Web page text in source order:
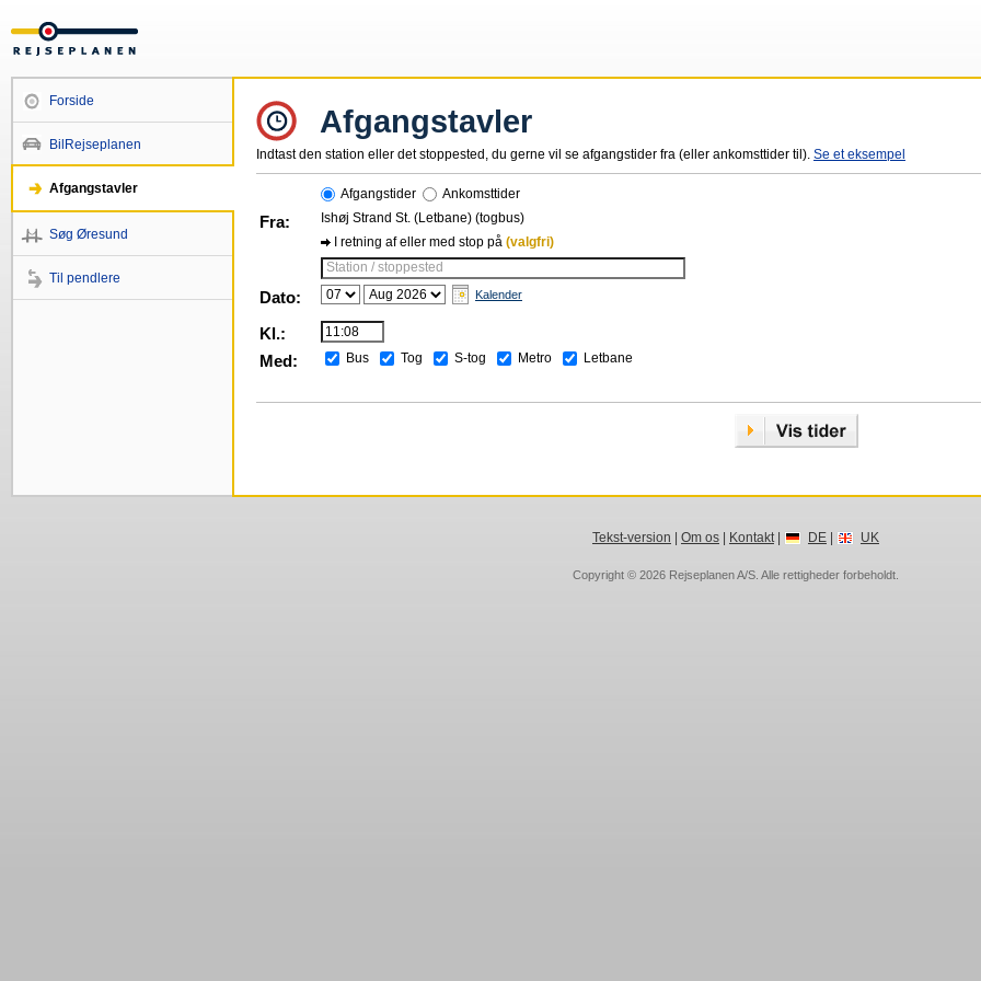
Forside
BilRejseplanen
Afgangstavler
Søg Øresund
Til pendlere
Afgangstavler
Indtast den station eller det stoppested, du gerne vil se afgangstider fra (eller ankomsttider til). Se et eksempel
Afgangstider Ankomsttider
Fra:
Ishøj Strand St. (Letbane) (togbus)
I retning af eller med stop på (valgfri)
Station / stoppested
Dato: Kalender
Kl.:
Med:
Bus Tog S-tog Metro Letbane
Tekst-version Om os| Kontakt| DE| UK
Copyright © 2026 Rejseplanen A/S . Alle rettigheder forbeholdt.